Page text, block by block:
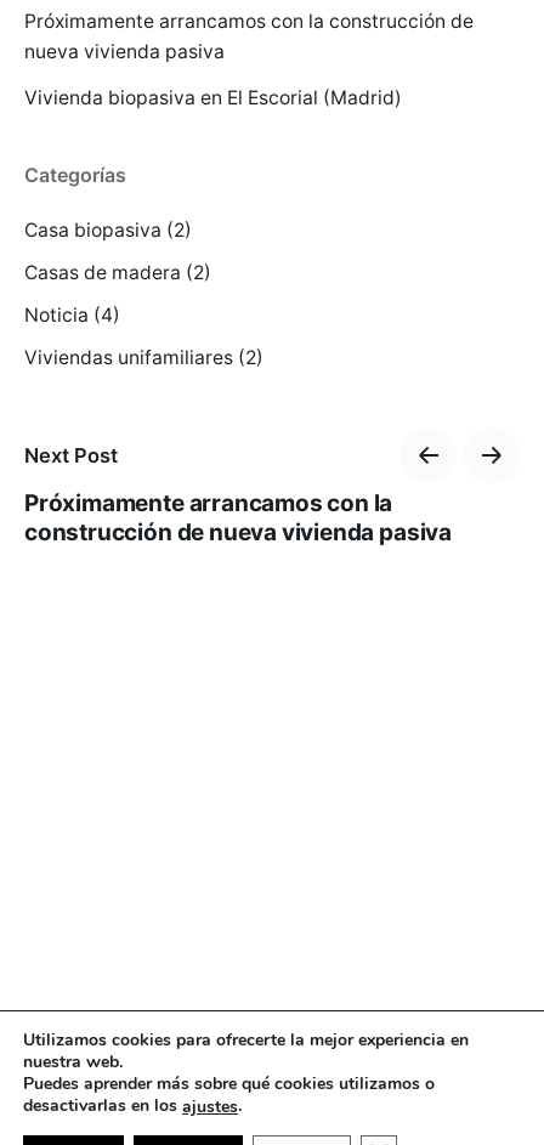
Próximamente arrancamos con la construcción de
nueva vivienda pasiva
Vivienda biopasiva en El Escorial (Madrid)
Categorías
Casa biopasiva (2)
Casas de madera (2)
Noticia (4)
Viviendas unifamiliares (2)
Next Post
Próximamente arrancamos con la
construcción de nueva vivienda pasiva
Utilizamos cookies para ofrecerte la mejor experiencia en
nuestra web.
Puedes aprender más sobre qué cookies utilizamos o
desactivarlas en los ajustes.